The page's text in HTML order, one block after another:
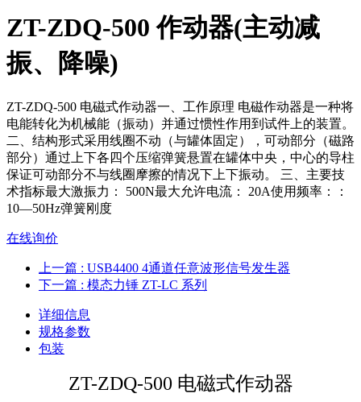
ZT-ZDQ-500 作动器(主动减
振、降噪)
ZT-ZDQ-500 电磁式作动器一、工作原理 电磁作动器是一种将
电能转化为机械能（振动）并通过惯性作用到试件上的装置。
二、结构形式采用线圈不动（与罐体固定），可动部分（磁路
部分）通过上下各四个压缩弹簧悬置在罐体中央，中心的导柱
保证可动部分不与线圈摩擦的情况下上下振动。 三、主要技
术指标最大激振力： 500N最大允许电流： 20A使用频率：：
10—50Hz弹簧刚度
在线询价
上一篇 : USB4400 4通道任意波形信号发生器
下一篇 : 模态力锤 ZT-LC 系列
详细信息
规格参数
包装
ZT-ZDQ-500 电磁式作动器